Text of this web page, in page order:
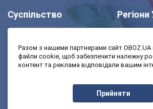
Суспільство Регіони
Шоу Спорт
Моя школа
Разом з нашими партнерами сайт
файли cookie, щоб забезпечити належну
контент та реклама відповідали вашим
Прийняти